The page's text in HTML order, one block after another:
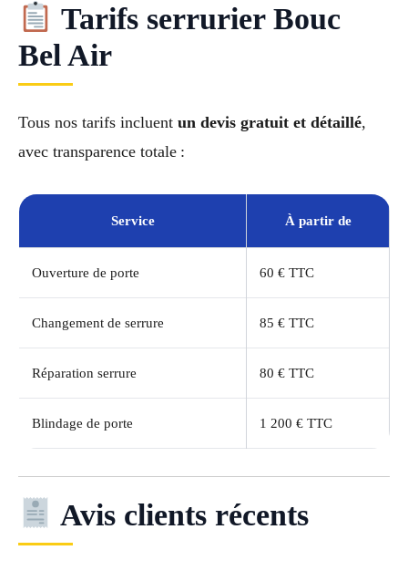
Tarifs serrurier Bouc
Bel Air
Tous nos tarifs incluent un devis gratuit et détaillé,
avec transparence totale :
Service À partir de
Ouverture de porte 60 € TTC
Changement de serrure 85 € TTC
Réparation serrure 80 € TTC
Blindage de porte 1 200 € TTC
Avis clients récents